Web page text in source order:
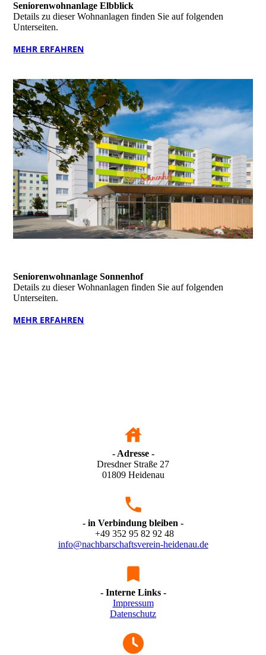
Seniorenwohnanlage Elbblick
Details zu dieser Wohnanlagen finden Sie auf folgenden
Unterseiten.
MEHR ERFAHREN
Seniorenwohnanlage Sonnenhof
Details zu dieser Wohnanlagen finden Sie auf folgenden
Unterseiten.
MEHR ERFAHREN
- Adresse -
Dresdner Straße 27
01809 Heidenau
- in Verbindung bleiben -
+49 352 95 82 92 48
info@nachbarschaftsverein-heidenau.de
- Interne Links -
Impressum
Datenschutz